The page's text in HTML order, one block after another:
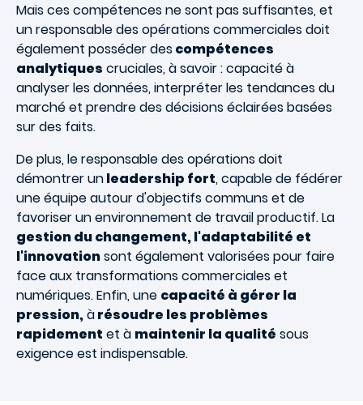
Mais ces compétences ne sont pas suffisantes, et
un responsable des opérations commerciales doit
également posséder descompétences
analytiques cruciales, à savoir : capacité à
analyser les données, interpréter les tendances du
marché et prendre des décisions éclairées basées
sur des faits.
De plus, le responsable des opérations doit
démontrer unleadership fort, capable de fédérer
une équipe autour d'objectifs communs et de
favoriser un environnement de travail productif. La
gestion du changement, l'adaptabilité et
l'innovationsont également valorisées pour faire
face aux transformations commerciales et
numériques. Enfin, une capacité à gérer la
pression,àrésoudre les problèmes
rapidement et à maintenir la qualité sous
exigence est indispensable.